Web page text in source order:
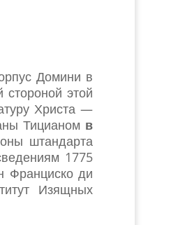
Домини в
этой
Христа —
Тицианом в
штандарта
1775
Франциско ди
Изящных